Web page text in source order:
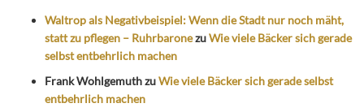
Waltrop als Negativbeispiel: Wenn die Stadt nur noch mäht,
statt zu pflegen – RuhrbaronezuWie viele Bäcker sich gerade
selbst entbehrlich machen
Frank WohlgemuthzuWie viele Bäcker sich gerade selbst
entbehrlich machen